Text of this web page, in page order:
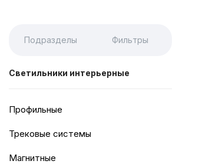
Подразделы Фильтры
Светильники интерьерные
Профильные
Трековые системы
Магнитные